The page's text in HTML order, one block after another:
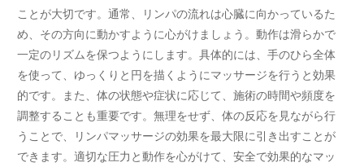
ことが大切です。通常、リンパの流れは心臓に向かっているた
め、その方向に動かすように心がけましょう。動作は滑らかで
一定のリズムを保つようにします。具体的には、手のひら全体
を使って、ゆっくりと円を描くようにマッサージを行うと効果
的です。また、体の状態や症状に応じて、施術の時間や頻度を
調整することも重要です。無理をせず、体の反応を見ながら行
うことで、リンパマッサージの効果を最大限に引き出すことが
できます。適切な圧力と動作を心がけて、安全で効果的なマッ